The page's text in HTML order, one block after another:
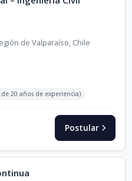
de Valparaíso, Chile
20 años de experiencia)
Postular